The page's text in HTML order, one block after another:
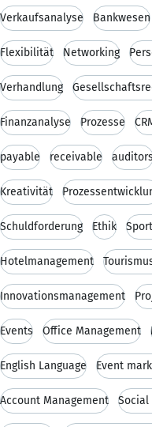
Verkaufsanalyse Bankwesen
Flexibilität Networking
Verhandlung
Finanzanalyse Prozesse
payable receivable
Kreativität
Schuldforderung Ethik
Hotelmanagement
Innovationsmanagement
Events Office Management
English Language Event
Account Management Social